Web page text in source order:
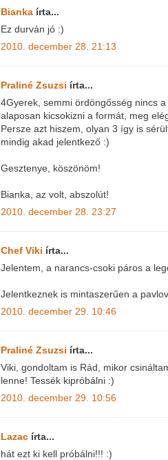
Bianka írta...
Ez durván jó :)
2010. december 28. 21:13
Praliné Zsuzsi írta...
4Gyerek, semmi ördöngősség nincs
alaposan kicsokizni a formát, meg
Persze azt hiszem, olyan 3 így is
mindig akad jelentkező :)
Gesztenye, köszönöm!
Bianka, az volt, abszolút!
2010. december 28. 23:27
Chef Viki írta...
Jelentem, a narancs-csoki páros a
Jelentkeznek is mintaszerűen a
2010. december 29. 10:46
Praliné Zsuzsi írta...
Viki, gondoltam is Rád, mikor
lenne! Tessék kipróbálni :)
2010. december 29. 10:56
Lazac írta...
hát ezt ki kell próbálni!!! :)